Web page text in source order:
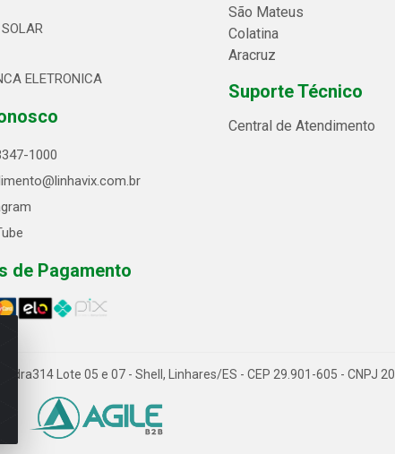
ELETRONICA
1000
de Pagamento
São Mateus
Colatina
Aracruz
Suporte Técnico
Central de Atendimento
Lote 05 e 07 - Shell, Linhares/ES - CEP 29.901-605 - CNPJ